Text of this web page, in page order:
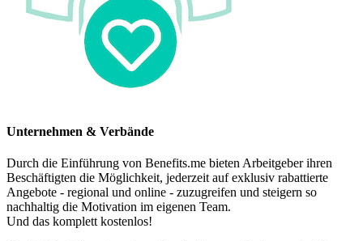
Unternehmen & Verbände
Durch die Einführung von Benefits.me bieten Arbeitgeber ihren
Beschäftigten die Möglichkeit, jederzeit auf exklusiv rabattierte
Angebote - regional und online - zuzugreifen und steigern so
nachhaltig die Motivation im eigenen Team.
Und das komplett kostenlos!